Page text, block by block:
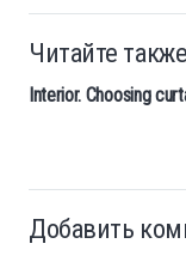
Читайте
Interior. Choosing
Добавить